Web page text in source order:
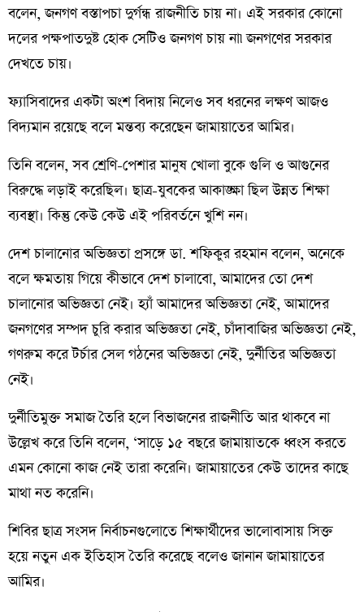
বলেন, জনগণ বস্তাপচা দুর্গন্ধ রাজনীতি চায় না। এই সরকার কোনো
দলের পক্ষপাতদুষ্ট হোক সেটিও জনগণ চায় না৷ জনগণের সরকার
দেখতে চায়।
ফ্যাসিবাদের একটা অংশ বিদায় নিলেও সব ধরনের লক্ষণ আজও
বিদ্যমান রয়েছে বলে মন্তব্য করেছেন জামায়াতের আমির।
তিনি বলেন, সব শ্রেণি-পেশার মানুষ খোলা বুকে গুলি ও আগুনের
বিরুদ্ধে লড়াই করেছিল। ছাত্র-যুবকের আকাঙ্ক্ষা ছিল উন্নত শিক্ষা
ব্যবস্থা। কিন্তু কেউ কেউ এই পরিবর্তনে খুশি নন।
দেশ চালানোর অভিজ্ঞতা প্রসঙ্গে ডা. শফিকুর রহমান বলেন, অনেকে
বলে ক্ষমতায় গিয়ে কীভাবে দেশ চালাবো, আমাদের তো দেশ
চালানোর অভিজ্ঞতা নেই। হ্যাঁ আমাদের অভিজ্ঞতা নেই, আমাদের
জনগণের সম্পদ চুরি করার অভিজ্ঞতা নেই, চাঁদাবাজির অভিজ্ঞতা নেই,
গণরুম করে টর্চার সেল গঠনের অভিজ্ঞতা নেই, দুর্নীতির অভিজ্ঞতা
নেই।
দুর্নীতিমুক্ত সমাজ তৈরি হলে বিভাজনের রাজনীতি আর থাকবে না
উল্লেখ করে তিনি বলেন, ‘সাড়ে ১৫ বছরে জামায়াতকে ধ্বংস করতে
এমন কোনো কাজ নেই তারা করেনি। জামায়াতের কেউ তাদের কাছে
মাথা নত করেনি।
শিবির ছাত্র সংসদ নির্বাচনগুলোতে শিক্ষার্থীদের ভালোবাসায় সিক্ত
হয়ে নতুন এক ইতিহাস তৈরি করেছে বলেও জানান জামায়াতের
আমির।